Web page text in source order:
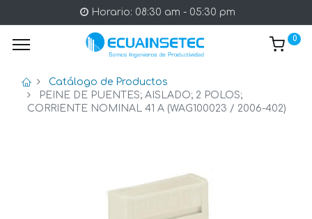
Horario: 08:30 am - 05:30 pm
0
Catálogo de Productos
PEINE DE PUENTES; AISLADO; 2 POLOS;
CORRIENTE NOMINAL 41 A (WAG100023 / 2006-402)